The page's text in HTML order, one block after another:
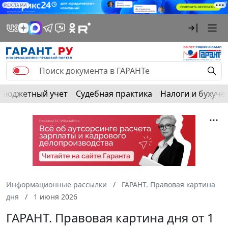
РЕКЛАМА
Бюджетный учет Судебная практика Налоги и
Информационные рассылки
ГАРАНТ. Правовая картина
дня
1 июня 2026
ГАРАНТ. Правовая картина дня от 1